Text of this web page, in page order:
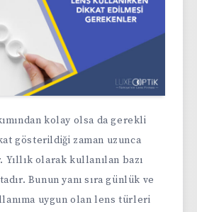
kolay olsa da gerekli
gösterildiği zaman uzunca
olarak kullanılan bazı
Bunun yanı sıra günlük ve
uygun olan lens türleri